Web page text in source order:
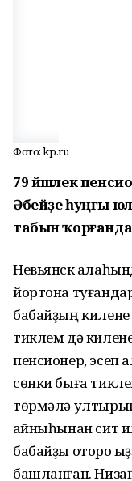
Фото: kp.ru
79 йәшлек
Әбейҙе һуңғы
табын
Невьянск
йортона
бабайҙың
тиклем дә
пенсионер, эсеп
сөнки быға
төрмәлә
ҡайныһынан сит
бабайҙы оторо
башланған.